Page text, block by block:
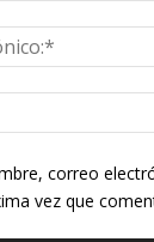
correo
vez que